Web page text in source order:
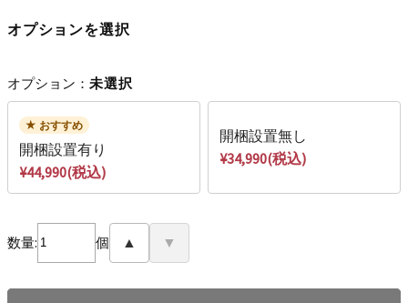
オプションを選択
オプション： 未選択
おすすめ
開梱設置有り
¥44,990(税込)
開梱設置無し
¥34,990(税込)
数量: 個 ▲ ▼